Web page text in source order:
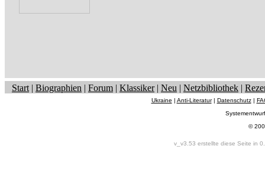
Start | Biographien | Forum | Klassiker| Neu | Netzbibliothek |
Ukraine | Anti-Literatur| Datenschutz|
©
v_v3.53 erstellte diese Seite in